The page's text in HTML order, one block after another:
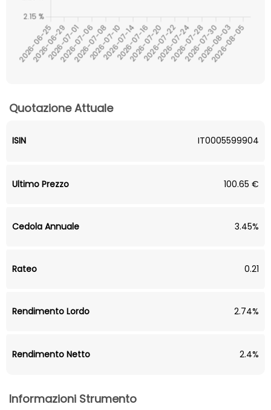
Quotazione Attuale
ISIN IT0005599904
Ultimo Prezzo 100.65 €
Cedola Annuale 3.45%
Rateo 0.21
Rendimento Lordo 2.74%
Rendimento Netto 2.4%
Informazioni Strumento